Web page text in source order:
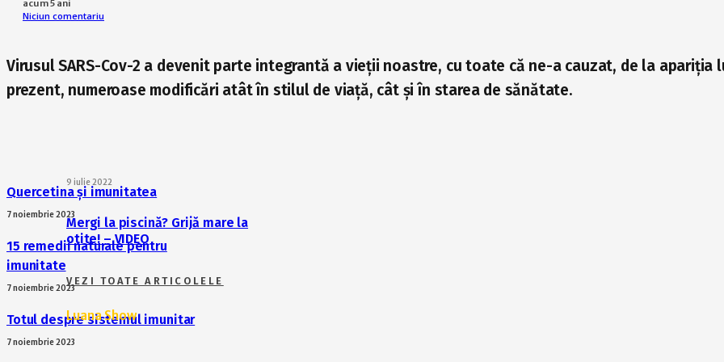
9 iulie 2022
Mergi la piscină? Grijă mare la
otite! – VIDEO
VEZI TOATE ARTICOLELE
Luana Show
acum 5 ani
Niciun comentariu
Virusul SARS-Cov-2 a devenit parte integrantă a vieții noastre, cu toate că ne-a cauzat, de la apariția
prezent, numeroase modificări atât în stilul de viață, cât și în starea de sănătate.
Quercetina și imunitatea
7 noiembrie 2023
15 remedii naturale pentru
imunitate
7 noiembrie 2023
Totul despre sistemul imunitar
7 noiembrie 2023